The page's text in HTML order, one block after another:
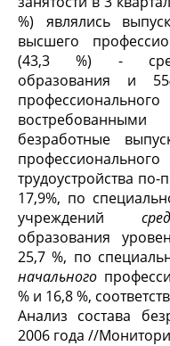
%) являлись
высшего
(43,3 %) -
образования и
безработные
трудоустройства
17,9%, по
учреждений
образования
25,7 %, по
начального
% и 16,8 %,
Анализ состава
2006 года //